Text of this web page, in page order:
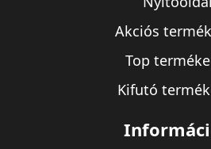
Akciós
Top
Kifutó